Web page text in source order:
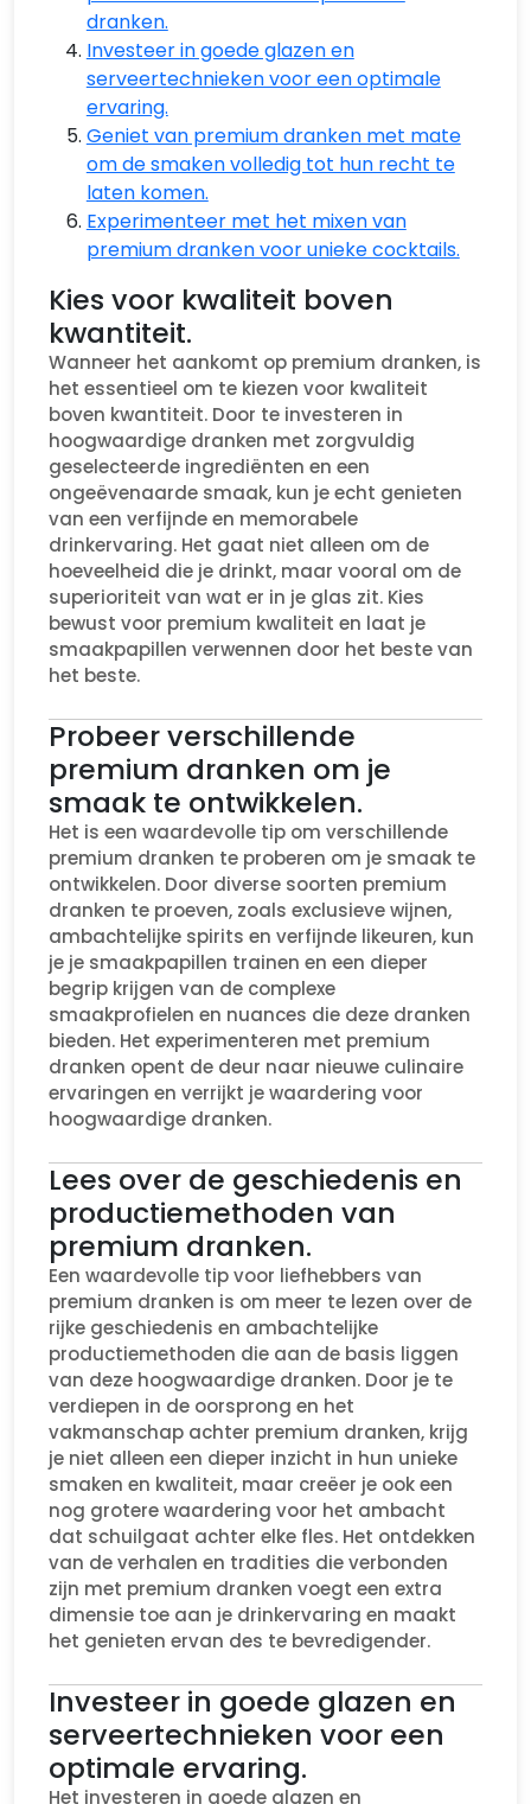
dranken.
Investeer in goede glazen en
serveertechnieken voor een optimale
ervaring.
Geniet van premium dranken met mate
om de smaken volledig tot hun recht te
laten komen.
Experimenteer met het mixen van
premium dranken voor unieke cocktails.
Kies voor kwaliteit boven
kwantiteit.
Wanneer het aankomt op premium dranken, is
het essentieel om te kiezen voor kwaliteit
boven kwantiteit. Door te investeren in
hoogwaardige dranken met zorgvuldig
geselecteerde ingrediënten en een
ongeëvenaarde smaak, kun je echt genieten
van een verfijnde en memorabele
drinkervaring. Het gaat niet alleen om de
hoeveelheid die je drinkt, maar vooral om de
superioriteit van wat er in je glas zit. Kies
bewust voor premium kwaliteit en laat je
smaakpapillen verwennen door het beste van
het beste.
Probeer verschillende
premium dranken om je
smaak te ontwikkelen.
Het is een waardevolle tip om verschillende
premium dranken te proberen om je smaak te
ontwikkelen. Door diverse soorten premium
dranken te proeven, zoals exclusieve wijnen,
ambachtelijke spirits en verfijnde likeuren, kun
je je smaakpapillen trainen en een dieper
begrip krijgen van de complexe
smaakprofielen en nuances die deze dranken
bieden. Het experimenteren met premium
dranken opent de deur naar nieuwe culinaire
ervaringen en verrijkt je waardering voor
hoogwaardige dranken.
Lees over de geschiedenis en
productiemethoden van
premium dranken.
Een waardevolle tip voor liefhebbers van
premium dranken is om meer te lezen over de
rijke geschiedenis en ambachtelijke
productiemethoden die aan de basis liggen
van deze hoogwaardige dranken. Door je te
verdiepen in de oorsprong en het
vakmanschap achter premium dranken, krijg
je niet alleen een dieper inzicht in hun unieke
smaken en kwaliteit, maar creëer je ook een
nog grotere waardering voor het ambacht
dat schuilgaat achter elke fles. Het ontdekken
van de verhalen en tradities die verbonden
zijn met premium dranken voegt een extra
dimensie toe aan je drinkervaring en maakt
het genieten ervan des te bevredigender.
Investeer in goede glazen en
serveertechnieken voor een
optimale ervaring.
Het investeren in goede glazen en